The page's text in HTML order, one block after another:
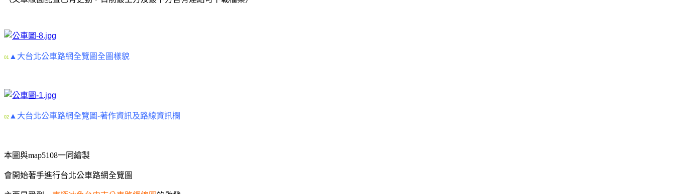
01 ▲大台北公車路網全覽圖全圖樣貌
02 ▲大台北公車路網全覽圖-著作資訊及路線資訊欄
本圖與map5108一同繪製
會開始著手進行台北公車路網全覽圖